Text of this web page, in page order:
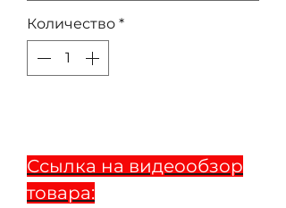
Количество *
Ссылка на видеообзор
товара: